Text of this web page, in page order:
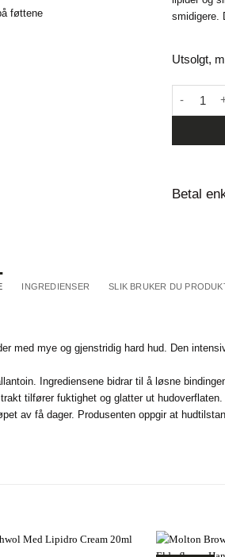
smidigere.
Utsolgt,
Betal
INGREDIENSER SLIK BRUKER DU
med mye og gjenstridig hard hud. Den
Ingrediensene bidrar til å løsne
tilfører fuktighet og glatter ut hudoverflaten.
av få dager. Produsenten oppgir at